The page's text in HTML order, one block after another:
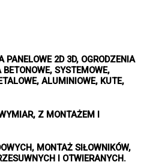
PANELOWE 2D 3D, OGRODZENIA
SYSTEMOWE,
ALUMINIOWE, KUTE,
Z MONTAŻEM I
MONTAŻ SIŁOWNIKÓW,
I OTWIERANYCH.